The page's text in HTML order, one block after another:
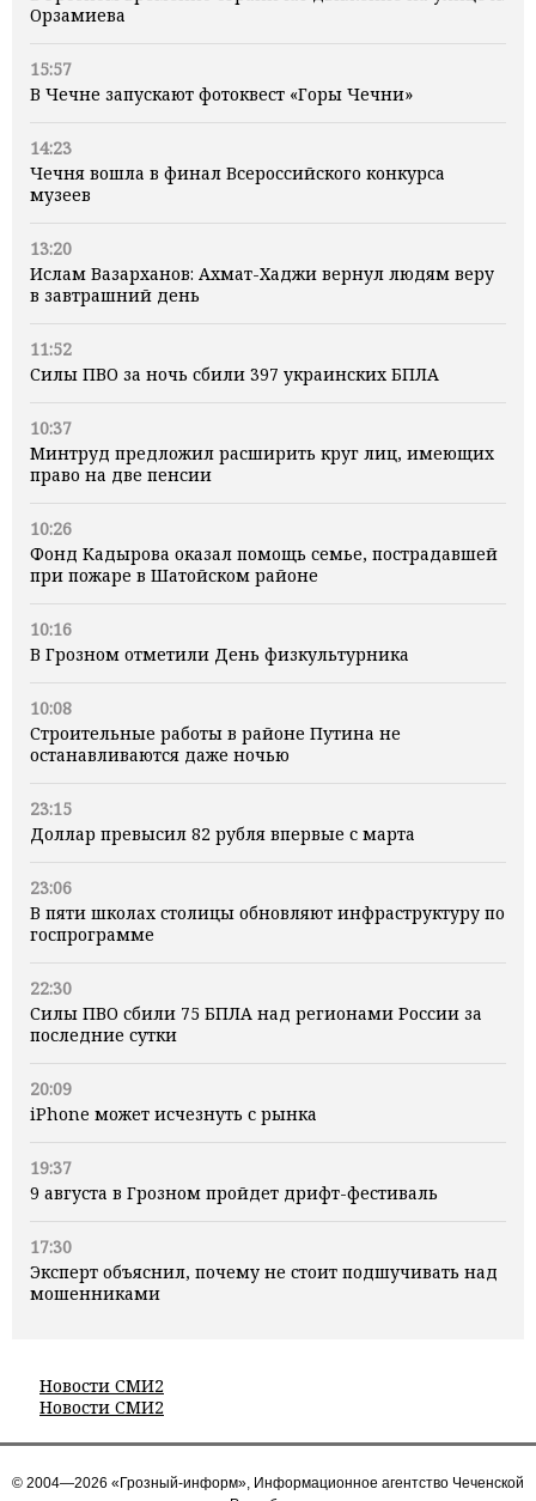
Орзамиева
15:57
В Чечне запускают фотоквест «Горы Чечни»
14:23
Чечня вошла в финал Всероссийского конкурса
музеев
13:20
Ислам Вазарханов: Ахмат-Хаджи вернул людям веру
в завтрашний день
11:52
Силы ПВО за ночь сбили 397 украинских БПЛА
10:37
Минтруд предложил расширить круг лиц, имеющих
право на две пенсии
10:26
Фонд Кадырова оказал помощь семье, пострадавшей
при пожаре в Шатойском районе
10:16
В Грозном отметили День физкультурника
10:08
Строительные работы в районе Путина не
останавливаются даже ночью
23:15
Доллар превысил 82 рубля впервые с марта
23:06
В пяти школах столицы обновляют инфраструктуру по
госпрограмме
22:30
Силы ПВО сбили 75 БПЛА над регионами России за
последние сутки
20:09
iPhone может исчезнуть с рынка
19:37
9 августа в Грозном пройдет дрифт-фестиваль
17:30
Эксперт объяснил, почему не стоит подшучивать над
мошенниками
Новости СМИ2
Новости СМИ2
© 2004—2026 «Грозный-информ», Информационное агентство Чеченской